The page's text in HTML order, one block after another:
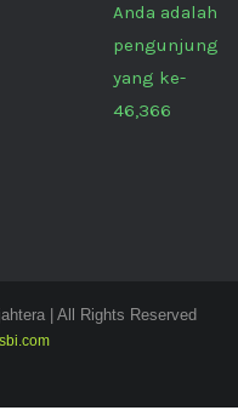
Anda adalah
pengunjung
yang ke-
46,366
| All Rights Reserved